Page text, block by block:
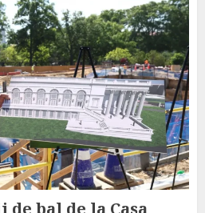
bal de la Casa